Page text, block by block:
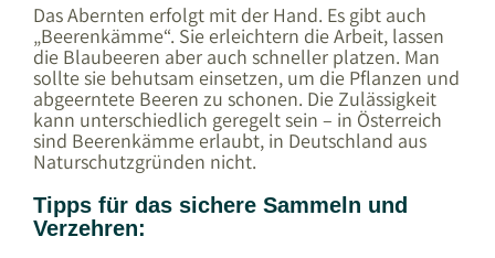
Das Abernten erfolgt mit der Hand. Es gibt auch
„Beerenkämme“. Sie erleichtern die Arbeit, lassen
die Blaubeeren aber auch schneller platzen. Man
sollte sie behutsam einsetzen, um die Pflanzen und
abgeerntete Beeren zu schonen. Die Zulässigkeit
kann unterschiedlich geregelt sein – in Österreich
sind Beerenkämme erlaubt, in Deutschland aus
Naturschutzgründen nicht.
Tipps für das sichere Sammeln und
Verzehren: